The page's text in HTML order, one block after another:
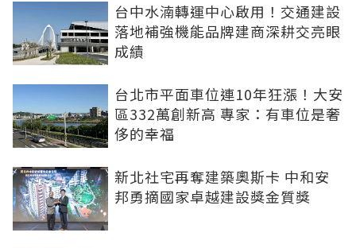
台中水湳轉運中心啟用！交通建設
落地補強機能品牌建商深耕交亮眼
成績
台北市平面車位連10年狂漲！大安
區332萬創新高 專家：有車位是奢
侈的幸福
新北社宅再奪建築奧斯卡 中和安
邦勇摘國家卓越建設獎金質獎